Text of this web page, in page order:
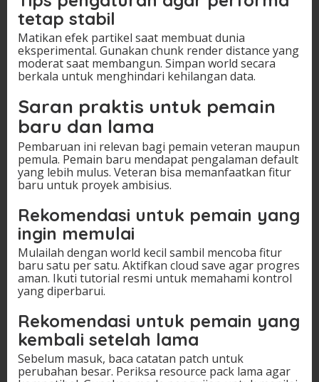
tetap stabil
Matikan efek partikel saat membuat dunia
eksperimental. Gunakan chunk render distance yang
moderat saat membangun. Simpan world secara
berkala untuk menghindari kehilangan data.
Saran praktis untuk pemain
baru dan lama
Pembaruan ini relevan bagi pemain veteran maupun
pemula. Pemain baru mendapat pengalaman default
yang lebih mulus. Veteran bisa memanfaatkan fitur
baru untuk proyek ambisius.
Rekomendasi untuk pemain yang
ingin memulai
Mulailah dengan world kecil sambil mencoba fitur
baru satu per satu. Aktifkan cloud save agar progres
aman. Ikuti tutorial resmi untuk memahami kontrol
yang diperbarui.
Rekomendasi untuk pemain yang
kembali setelah lama
Sebelum masuk, baca catatan patch untuk
perubahan besar. Periksa resource pack lama agar